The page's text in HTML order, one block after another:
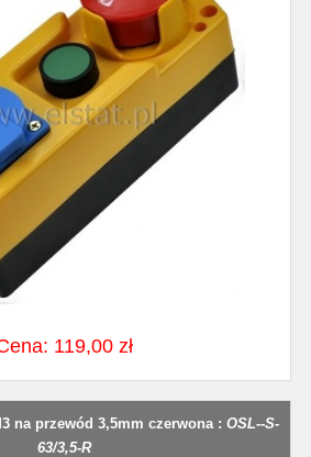
119,00 zł
na przewód 3,5mm czerwona : OSL--S-
63/3,5-R